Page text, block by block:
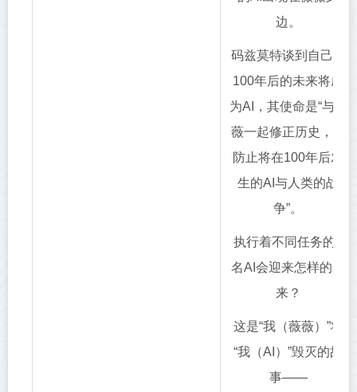
边。
码兹莫特谈到自己在
100年后的未来将成
为AI，其使命是“与薇
薇一起修正历史，并
防止将在100年后发
生的AI与人类的战
争”。
执行着不同任务的2
名AI会迎来怎样的未
来？
这是“我（薇薇）”将
“我（AI）”毁灭的故
事――